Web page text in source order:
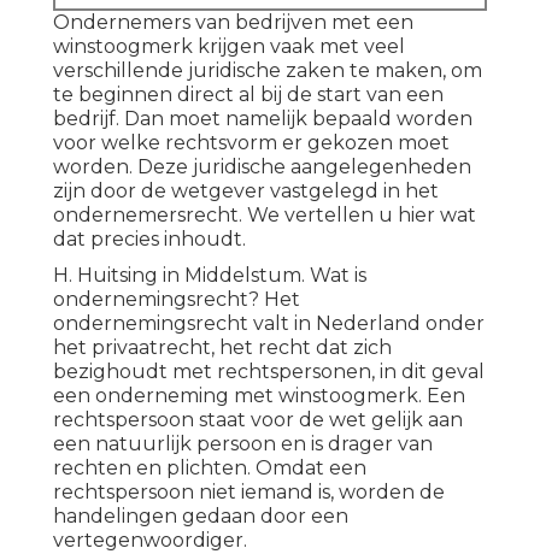
Ondernemers van bedrijven met een
winstoogmerk krijgen vaak met veel
verschillende juridische zaken te maken, om
te beginnen direct al bij de start van een
bedrijf. Dan moet namelijk bepaald worden
voor welke rechtsvorm er gekozen moet
worden. Deze juridische aangelegenheden
zijn door de wetgever vastgelegd in het
ondernemersrecht. We vertellen u hier wat
dat precies inhoudt.
H. Huitsing in Middelstum. Wat is
ondernemingsrecht? Het
ondernemingsrecht valt in Nederland onder
het privaatrecht, het recht dat zich
bezighoudt met rechtspersonen, in dit geval
een onderneming met winstoogmerk. Een
rechtspersoon staat voor de wet gelijk aan
een natuurlijk persoon en is drager van
rechten en plichten. Omdat een
rechtspersoon niet iemand is, worden de
handelingen gedaan door een
vertegenwoordiger.